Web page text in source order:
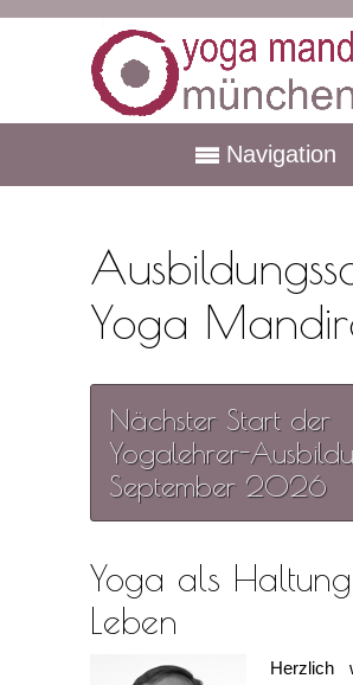
Navigation
Yoga
Nächster Start der
Yogalehrer-
September 2026
Yoga als
Leben
Herzlich